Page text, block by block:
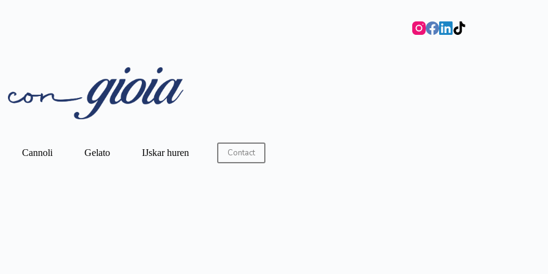
Cannoli Gelato IJskar huren Contact